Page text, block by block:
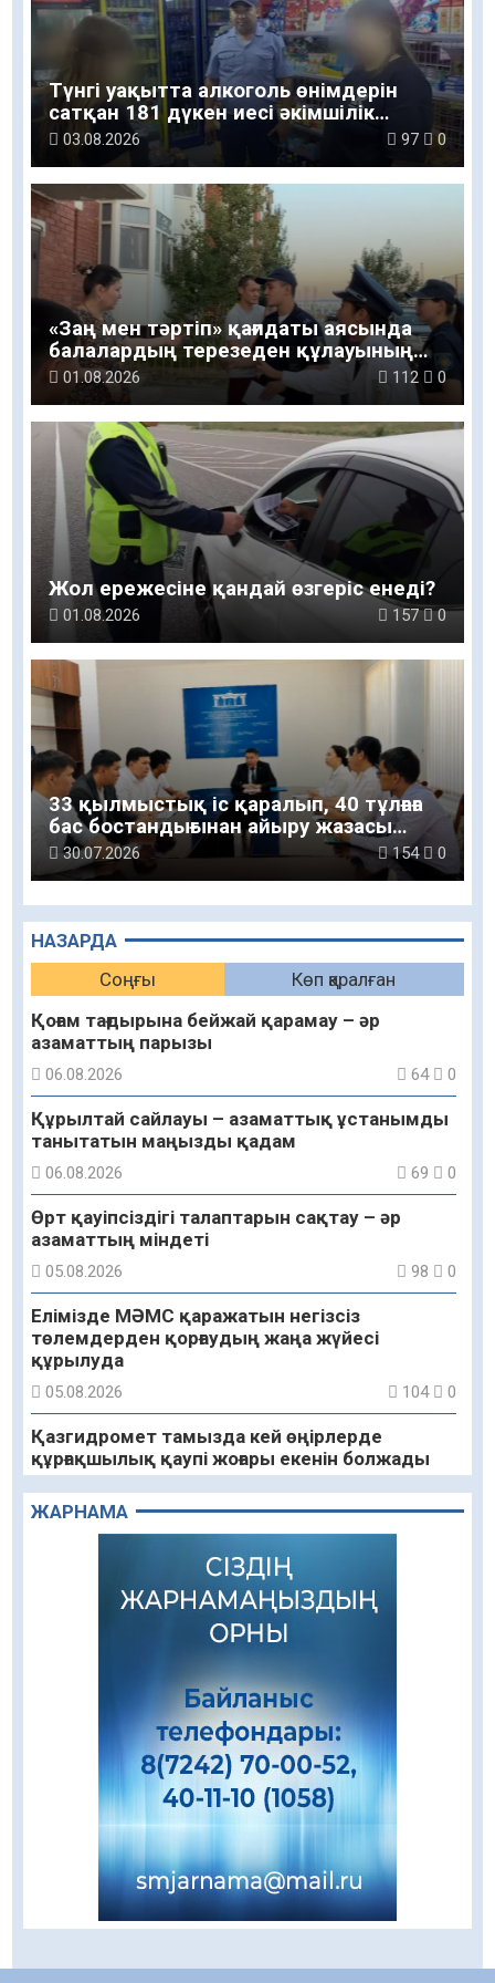
НАЗАРДА
Соңғы
Көп қаралған
Қоғам тағдырына бейжай қарамау – әр
азаматтың парызы
06.08.2026 64 0
Құрылтай сайлауы – азаматтық ұстанымды
танытатын маңызды қадам
06.08.2026 69 0
Өрт қауіпсіздігі талаптарын сақтау – әр
азаматтың міндеті
05.08.2026 98 0
Елімізде МӘМС қаражатын негізсіз
төлемдерден қорғаудың жаңа жүйесі
құрылуда
05.08.2026 104 0
Қазгидромет тамызда кей өңірлерде
құрғақшылық қаупі жоғары екенін болжады
05.08.2026 83 0
Алғашқы цифрлық жасанды интеллект
құралдарының таныстырылымы өтті
05.08.2026
«Қайрат» Чемпиондар лигасының іріктеуінде
«Левскиге» есе жіберді
«Ұлттық нақыш – заманауи панно» атты
шеберлік сағаты өтті
05.08.2026
Цифрландыру саласын дамыту аясында
салынатын жаңа орталықтың жобасы
талқыланды
05.08.2026
алу жөніндегі комитеттің Қызылорда
ЖАРНАМА
Түнгі уақытта алкоголь өнімдерін
сатқан 181 дүкен иесі әкімшілік
жауапкершілікке тартылды
03.08.2026 97 0
«Заң мен тәртіп» қағидаты аясында
балалардың терезеден құлауының
алдын алу бойынша
профилактикалық іс-шара өткізілді
01.08.2026 112 0
Жол ережесіне қандай өзгеріс енеді?
01.08.2026 157 0
33 қылмыстық іс қаралып, 40 тұлғаға
бас бостандығынан айыру жазасы
тағайындалды
30.07.2026 154 0